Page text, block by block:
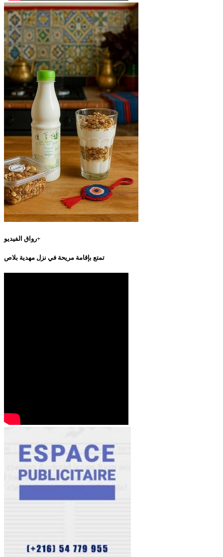
رواق الفيديو+
تمتع بإقامة مريحة في نزل مهدية بلاص